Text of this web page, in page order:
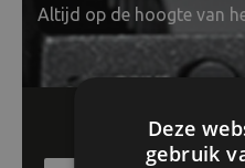
Altijd op de hoogte van
Schrijf je in voor
Deze
gebruik